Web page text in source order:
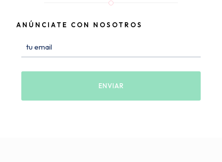
ANÚNCIATE CON NOSOTROS